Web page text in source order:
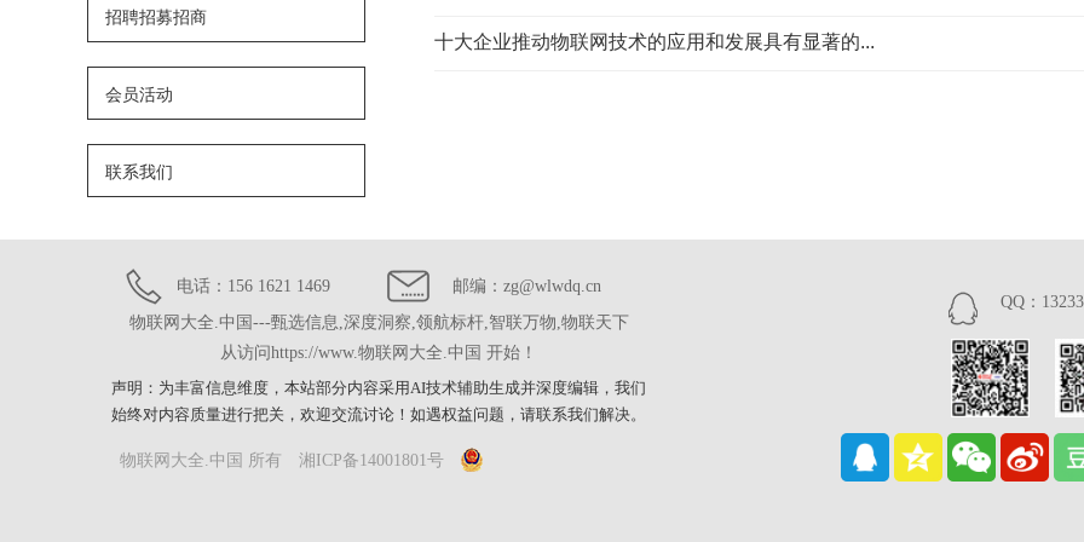
招聘招募招商
会员活动
联系我们
十大企业推动物联网技术的应用和发展具有显著的...
电话：156 1621 1469
邮编：zg@wlwdq.cn
QQ：
物联网大全.中国---甄选信息,深度洞察,领航标杆,智联万物,物联天下
从访问https://www.物联网大全.中国 开始！
物联网大全.中国 所有 湘ICP备14001801号
声明：为丰富信息维度，本站部分内容采用AI技术辅助生成并深度编辑，我们
始终对内容质量进行把关，欢迎交流讨论！如遇权益问题，请联系我们解决。